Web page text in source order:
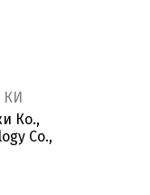
КИ
Ко.,
Co.,